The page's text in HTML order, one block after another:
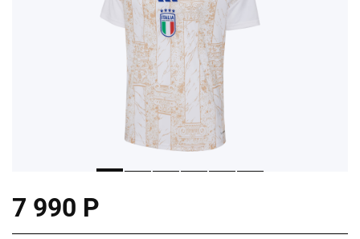
7 990 Р